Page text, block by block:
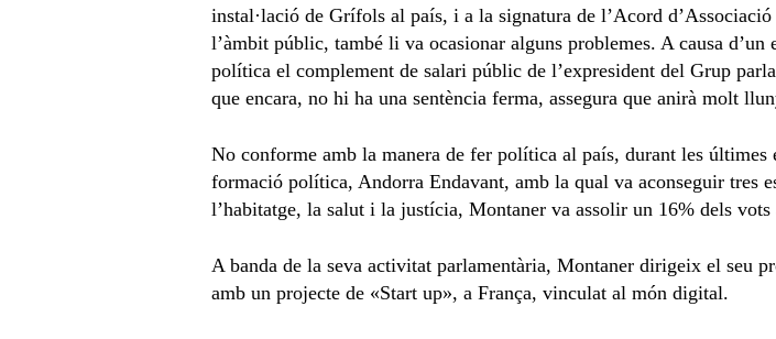
instal·lació de Grífols al país, i a la signatura de l’Acord
l’àmbit públic, també li va ocasionar alguns problemes. A causa
política el complement de salari públic de l’expresident del Grup
que encara, no hi ha una sentència ferma, assegura que anirà molt
No conforme amb la manera de fer política al país, durant les últimes
formació política, Andorra Endavant, amb la qual va aconseguir tres
l’habitatge, la salut i la justícia, Montaner va assolir un 16% dels
A banda de la seva activitat parlamentària, Montaner dirigeix el seu
amb un projecte de «Start up», a França, vinculat al món digital.